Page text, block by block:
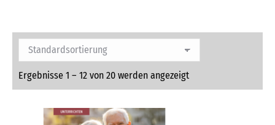
Ergebnisse 1 – 12 von 20 werden angezeigt